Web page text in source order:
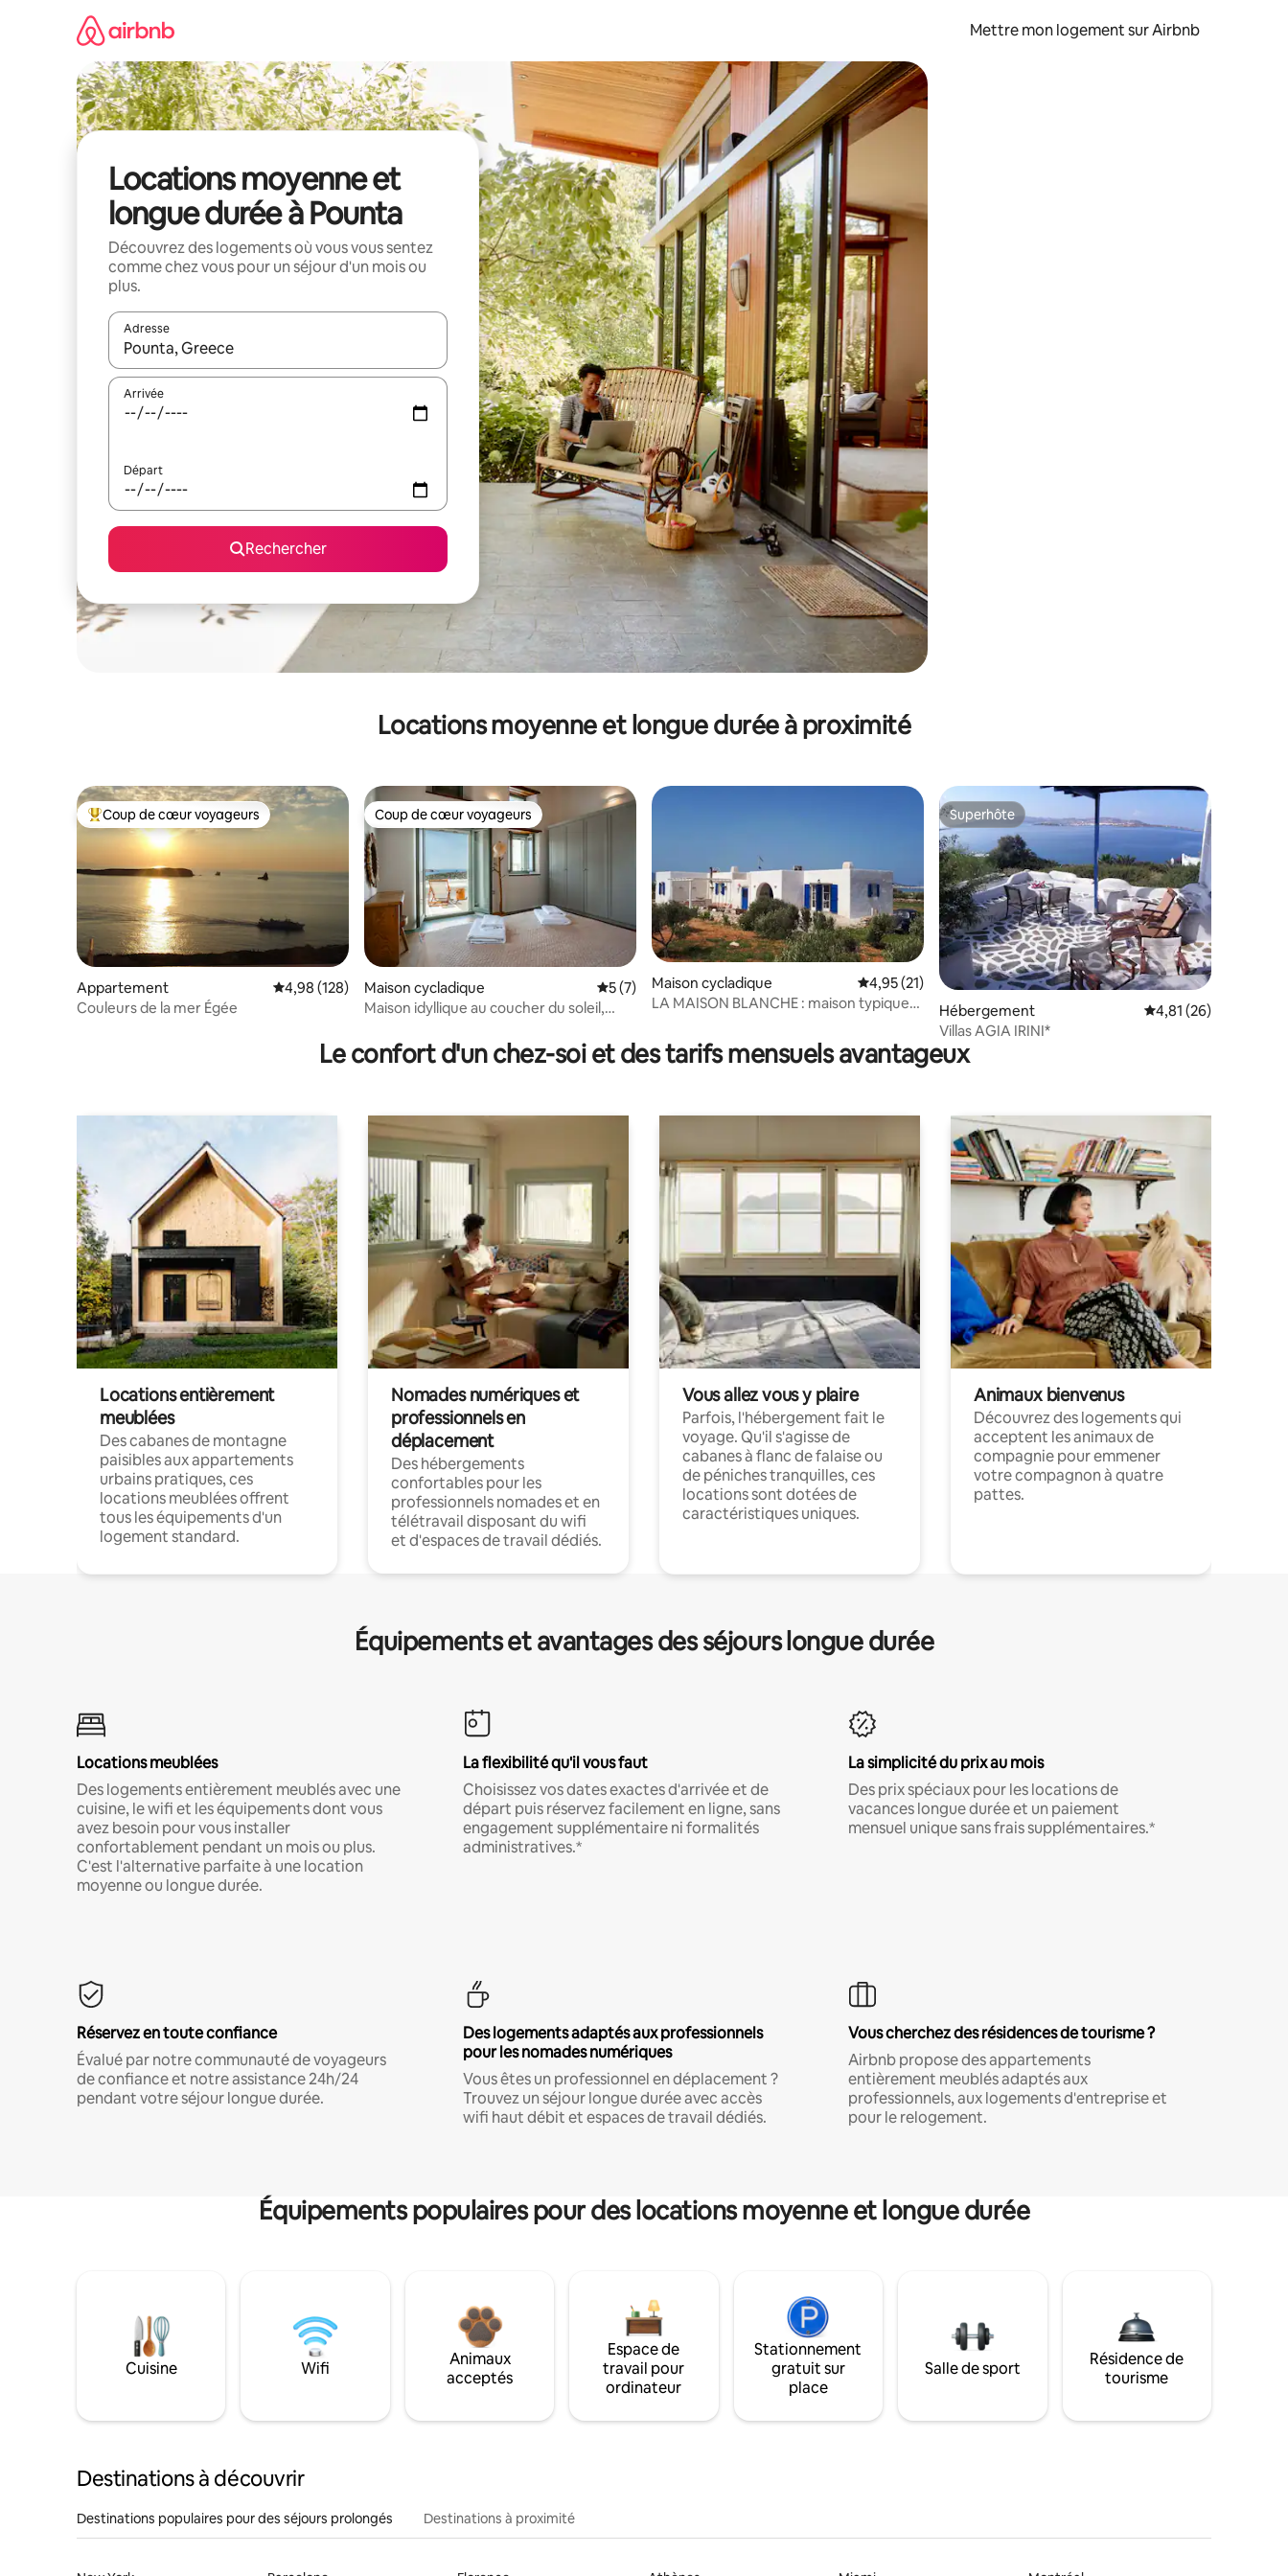
Mettre mon logement sur Airbnb
Locations moyenne et
longue durée à Pounta
Découvrez des logements où vous vous sentez
comme chez vous pour un séjour d'un mois ou
plus.
Adresse
Lorsque les résultats s'affichent, utilisez les flèches vers le haut et vers le bas pour les parcourir ou en appuyant et en faisant glisser.
Arrivée
Départ
Rechercher
Locations moyenne et longue durée à proximité
Coups de cœur voyageurs les plus appréciés
Coup de cœur voyageurs
Appartement Évaluation moyenne sur la base de 128 commentaires : 4,98 sur 5
4,98 (128)
Couleurs de la mer Égée
Coup de cœur voyageurs
Coup de cœur voyageurs
Maison cycladique Évaluation moyenne sur la base de 7 commentaires : 5 sur 5
5 (7)
Maison idyllique au coucher du soleil,
Maison cycladique Évaluation moyenne sur la base de 21 commentaires : 4,95 sur 5
4,95 (21)
LA MAISON BLANCHE : maison typique
Superhôte
Superhôte
Hébergement Évaluation moyenne
4,81 (26)
Villas AGIA IRINI*
Le confort d'un chez-soi et des tarifs mensuels avantageux
Locations entièrement
meublées
Des cabanes de montagne
paisibles aux appartements
urbains pratiques, ces
locations meublées offrent
tous les équipements d'un
logement standard.
Nomades numériques et
professionnels en
déplacement
Des hébergements
confortables pour les
professionnels nomades et en
télétravail disposant du wifi
et d'espaces de travail dédiés.
Vous allez vous y plaire
Parfois, l'hébergement fait le
voyage. Qu'il s'agisse de
cabanes à flanc de falaise ou
de péniches tranquilles, ces
locations sont dotées de
caractéristiques uniques.
Animaux bienvenus
Découvrez des logements qui
acceptent les animaux de
compagnie pour emmener
votre compagnon à quatre
pattes.
Équipements et avantages des séjours longue durée
Locations meublées
Des logements entièrement meublés avec une
cuisine, le wifi et les équipements dont vous
avez besoin pour vous installer
confortablement pendant un mois ou plus.
C'est l'alternative parfaite à une location
moyenne ou longue durée.
La flexibilité qu'il vous faut
Choisissez vos dates exactes d'arrivée et de
départ puis réservez facilement en ligne, sans
engagement supplémentaire ni formalités
administratives.*
La simplicité du prix au mois
Des prix spéciaux pour les locations de
vacances longue durée et un paiement
mensuel unique sans frais supplémentaires.*
Réservez en toute confiance
Évalué par notre communauté de voyageurs
de confiance et notre assistance 24h/24
pendant votre séjour longue durée.
Des logements adaptés aux professionnels
pour les nomades numériques
Vous êtes un professionnel en déplacement ?
Trouvez un séjour longue durée avec accès
wifi haut débit et espaces de travail dédiés.
Vous cherchez des résidences de tourisme ?
Airbnb propose des appartements
entièrement meublés adaptés aux
professionnels, aux logements d'entreprise et
pour le relogement.
Équipements populaires pour des locations moyenne et longue durée
Cuisine Wifi
Animaux
acceptés
Espace de
travail pour
ordinateur
Stationnement
gratuit sur
place
Salle de sport
Résidence de
tourisme
Destinations à découvrir
Destinations populaires pour des séjours prolongés Destinations à proximité